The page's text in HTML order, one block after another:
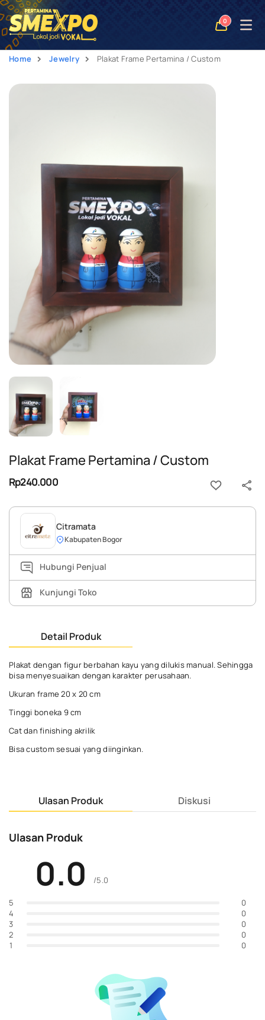
0
Open
Home Jewelry Plakat Frame Pertamina / Custom
Plakat Frame Pertamina / Custom
Rp240.000
Citramata
Kabupaten Bogor
Hubungi Penjual
Kunjungi Toko
Detail Produk
Plakat dengan figur berbahan kayu yang dilukis manual. Sehingga
bisa menyesuaikan dengan karakter perusahaan.
Ukuran frame 20 x 20 cm
Tinggi boneka 9 cm
Cat dan finishing akrilik
Bisa custom sesuai yang diinginkan.
Ulasan Produk Diskusi
Ulasan Produk
0.0 /5.0
5
0
4
0
3
0
2
0
1
0